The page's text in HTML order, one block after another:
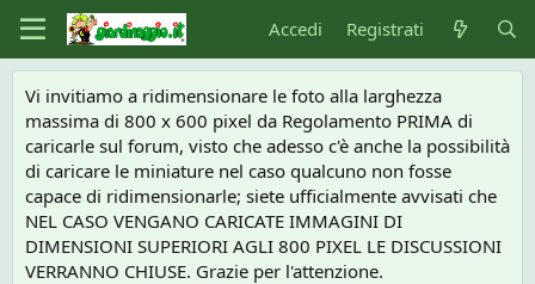
Accedi Registrati
Vi invitiamo a ridimensionare le foto alla larghezza
massima di 800 x 600 pixel da Regolamento PRIMA di
caricarle sul forum, visto che adesso c'è anche la possibilità
di caricare le miniature nel caso qualcuno non fosse
capace di ridimensionarle; siete ufficialmente avvisati che
NEL CASO VENGANO CARICATE IMMAGINI DI
DIMENSIONI SUPERIORI AGLI 800 PIXEL LE DISCUSSIONI
VERRANNO CHIUSE. Grazie per l'attenzione.